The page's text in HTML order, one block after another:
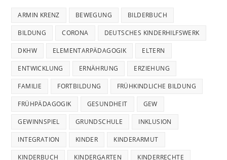
ARMIN KRENZ BEWEGUNG BILDERBUCH
BILDUNG CORONA DEUTSCHES KINDERHILFSWERK
DKHW ELEMENTARPÄDAGOGIK ELTERN
ENTWICKLUNG ERNÄHRUNG ERZIEHUNG
FAMILIE FORTBILDUNG FRÜHKINDLICHE BILDUNG
FRÜHPÄDAGOGIK GESUNDHEIT GEW
GEWINNSPIEL GRUNDSCHULE INKLUSION
INTEGRATION KINDER KINDERARMUT
KINDERBUCH KINDERGARTEN KINDERRECHTE